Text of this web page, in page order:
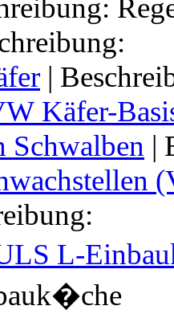
|
Käfer-
Schwalben |
L-